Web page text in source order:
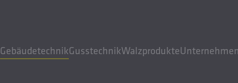
GebäudetechnikGusstechnikWalzprodukteUnternehmen